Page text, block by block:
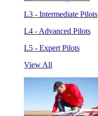
L3 - Intermediate Pilots
L4 - Advanced Pilots
L5 - Expert Pilots
View All